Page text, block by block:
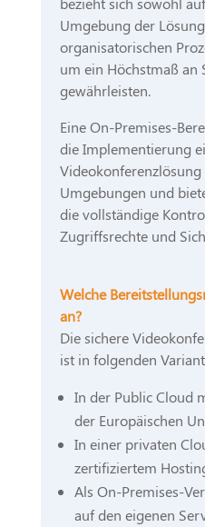
Umgebung der
organisatorischen
um ein Höchstmaß an
gewährleisten.
Eine On-Premises-
die Implementierung
Umgebungen und
die vollständige
Zugriffsrechte und
Welche
an?
Die sichere
ist in folgenden
In der Public Cloud
der Europäischen
In einer privaten
zertifiziertem
Als On-Premises-
auf den eigenen